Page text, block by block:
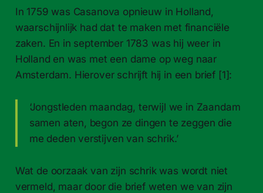
In 1759 was Casanova opnieuw in Holland,
waarschijnlijk had dat te maken met financiële
zaken. En in september 1783 was hij weer in
Holland en was met een dame op weg naar
Amsterdam. Hierover schrijft hij in een brief [1]:
‘Jongstleden maandag, terwijl we in Zaandam
samen aten, begon ze dingen te zeggen die
me deden verstijven van schrik.’
Wat de oorzaak van zijn schrik was wordt niet
vermeld, maar door die brief weten we van zijn